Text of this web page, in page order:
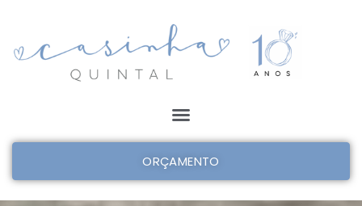
ORÇAMENTO